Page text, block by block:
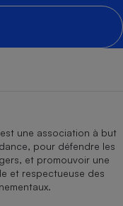
une association à but
pour défendre les
et promouvoir une
et respectueuse des